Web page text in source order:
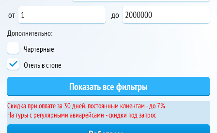
от до
Дополнительно:
Чартерные
Отель в стопе
Cкидка при оплате за 30 дней, постоянным клиентам - до 7%
На туры с регулярными авиарейсами - скидки под запрос